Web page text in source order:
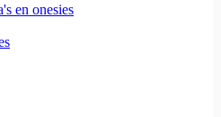
en onesies